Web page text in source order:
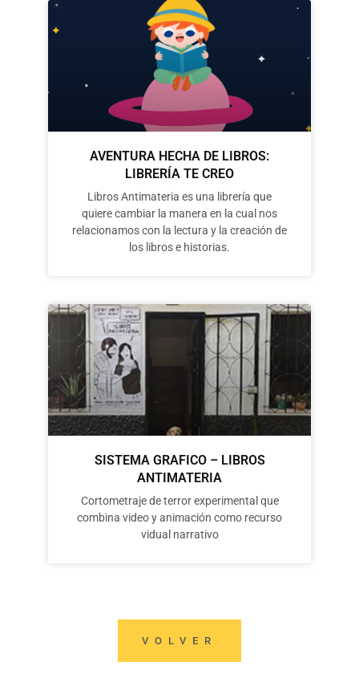
AVENTURA HECHA DE LIBROS:
LIBRERÍA TE CREO
Libros Antimateria es una librería que
quiere cambiar la manera en la cual nos
relacionamos con la lectura y la creación de
los libros e historias.
SISTEMA GRAFICO – LIBROS
ANTIMATERIA
Cortometraje de terror experimental que
combina video y animación como recurso
vidual narrativo
VOLVER